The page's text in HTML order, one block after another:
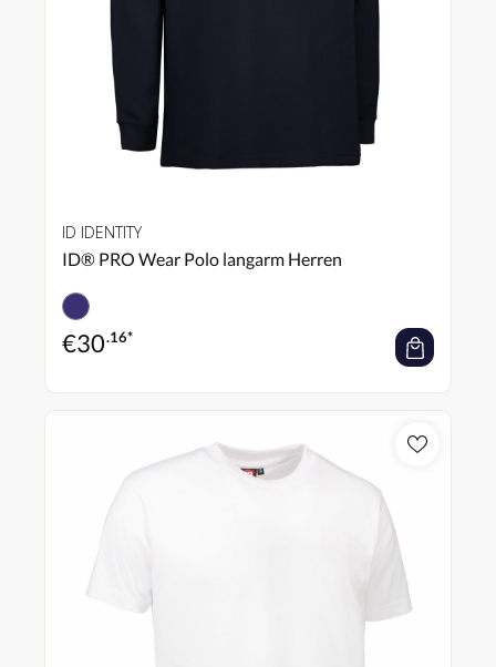
ID IDENTITY
ID® PRO Wear Polo langarm Herren
€30.16*